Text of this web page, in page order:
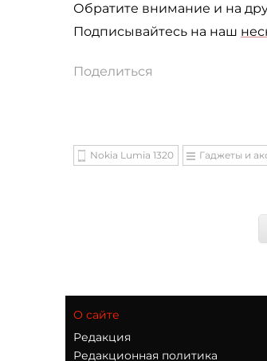
Обратите внимание и на
Подписывайтесь на наш
Поделиться
Nokia Lumia 1320 Гаджеты и
О сайте
Редакция
Редакционная политика